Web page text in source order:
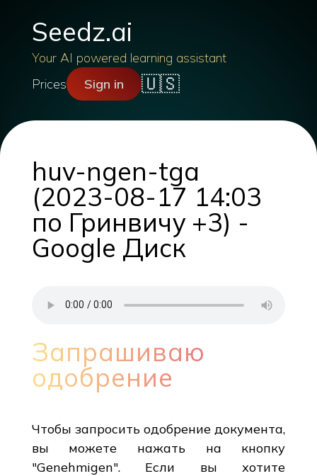
Seedz.ai
Your AI powered learning assistant
Prices
Sign in 🇺🇸
huv-ngen-tga
(2023-08-17 14:03
по Гринвичу +3) -
Google Диск
Запрашиваю
одобрение
Чтобы запросить одобрение документа,
вы можете нажать на кнопку
"Genehmigen". Если вы хотите